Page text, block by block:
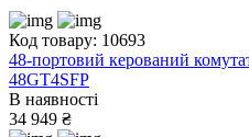
Код товару: 10693
48-портовий керований
48GT4SFP
В наявності
34 949 ₴